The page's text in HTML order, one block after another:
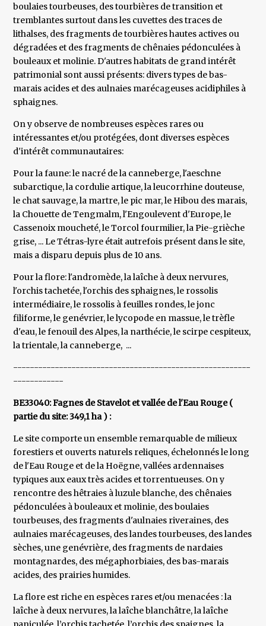
boulaies tourbeuses, des tourbières de transition et
tremblantes surtout dans les cuvettes des traces de
lithalses, des fragments de tourbières hautes actives ou
dégradées et des fragments de chênaies pédonculées à
bouleaux et molinie. D'autres habitats de grand intérêt
patrimonial sont aussi présents: divers types de bas-
marais acides et des aulnaies marécageuses acidiphiles à
sphaignes.
On y observe de nombreuses espèces rares ou
intéressantes et/ou protégées, dont diverses espèces
d'intérêt communautaires:
Pour la faune: le nacré de la canneberge, l'aeschne
subarctique, la cordulie artique, la leucorrhine douteuse,
le chat sauvage, la martre, le pic mar, le Hibou des marais,
la Chouette de Tengmalm, l'Engoulevent d'Europe, le
Cassenoix moucheté, le Torcol fourmilier, la Pie-grièche
grise, ... Le Tétras-lyre était autrefois présent dans le site,
mais a disparu depuis plus de 10 ans.
Pour la flore: l'andromède, la laîche à deux nervures,
l'orchis tachetée, l'orchis des sphaignes, le rossolis
intermédiaire, le rossolis à feuilles rondes, le jonc
filiforme, le genévrier, le lycopode en massue, le trèfle
d'eau, le fenouil des Alpes, la narthécie, le scirpe cespiteux,
la trientale, la canneberge, ...
---------------------------------------------------------
------------
BE33040: Fagnes de Stavelot et vallée de l'Eau Rouge (
partie du site: 349,1 ha ) :
Le site comporte un ensemble remarquable de milieux
forestiers et ouverts naturels reliques, échelonnés le long
de l'Eau Rouge et de la Hoëgne, vallées ardennaises
typiques aux eaux très acides et torrentueuses. On y
rencontre des hêtraies à luzule blanche, des chênaies
pédonculées à bouleaux et molinie, des boulaies
tourbeuses, des fragments d'aulnaies riveraines, des
aulnaies marécageuses, des landes tourbeuses, des landes
sèches, une genévrière, des fragments de nardaies
montagnardes, des mégaphorbiaies, des bas-marais
acides, des prairies humides.
La flore est riche en espèces rares et/ou menacées : la
laîche à deux nervures, la laîche blanchâtre, la laîche